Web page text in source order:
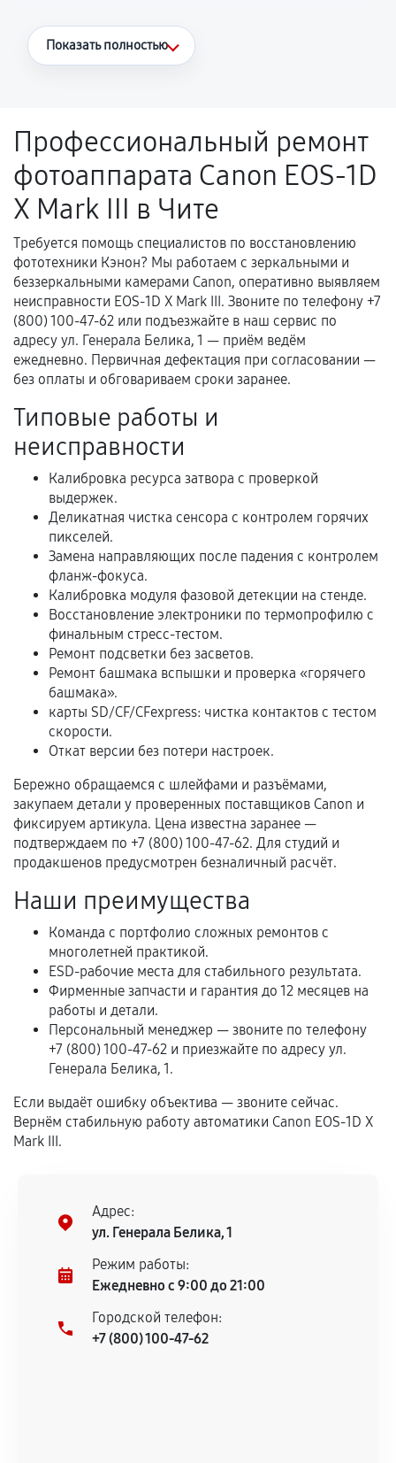
Что считается гарантийным случаем
Поломка установленной детали при
нормальной эксплуатации в течение
гарантийного срока.
Несоответствие комплектующей заявленным
техническим характеристикам.
Документы для подтверждения
гарантии
Гарантийный талон.
услуг и сроком гарантии.
Документы на установленные комплектующие
и кассовый чек.
Расширенная гарантия
В некоторых случаях возможно оформление
расширенной гарантии. Стоимость, сроки и
условия продления согласовываются отдельно и
фиксируются в документах.
Когда гарантия не действует
Нарушение правил эксплуатации,
механические повреждения, попадание влаги,
перегрев, коррозия.
Самостоятельный ремонт или вмешательство
третьих лиц.
предусмотрено отдельно.
Обращение после окончания гарантийного
срока.
Программные сбои, если это не указано в
отдельных условиях.
Если комплектующие куплены
самостоятельно
Гарантия на выполненные работы может
техническим параметрам и не имеют внешних
дефектов.
Установка была выполнена нашим сервисным
центром.
При этом гарантия на сами комплектующие
остается на стороне производителя или
Показать полностью
Профессиональный ремонт
фотоаппарата Canon EOS‑1D
X Mark III в Чите
Требуется помощь специалистов по восстановлению
фототехники Кэнон? Мы работаем с зеркальными и
беззеркальными камерами Canon, оперативно выявляем
неисправности EOS‑1D X Mark III. Звоните по телефону +7
(800) 100-47-62 или подъезжайте в наш сервис по
адресу ул. Генерала Белика, 1 — приём ведём
ежедневно. Первичная дефектация при согласовании —
без оплаты и обговариваем сроки заранее.
Типовые работы и
неисправности
Калибровка ресурса затвора с проверкой
выдержек.
Деликатная чистка сенсора с контролем горячих
пикселей.
Замена направляющих после падения с контролем
фланж-фокуса.
Калибровка модуля фазовой детекции на стенде.
Восстановление электроники по термопрофилю с
финальным стресс-тестом.
Ремонт подсветки без засветов.
Ремонт башмака вспышки и проверка «горячего
башмака».
карты SD/CF/CFexpress: чистка контактов с тестом
скорости.
Откат версии без потери настроек.
Бережно обращаемся с шлейфами и разъёмами,
закупаем детали у проверенных поставщиков Canon и
фиксируем артикула. Цена известна заранее —
подтверждаем по +7 (800) 100-47-62. Для студий и
продакшенов предусмотрен безналичный расчёт.
Наши преимущества
Команда с портфолио сложных ремонтов с
многолетней практикой.
ESD-рабочие места для стабильного результата.
Фирменные запчасти и гарантия до 12 месяцев на
работы и детали.
Персональный менеджер — звоните по телефону
+7 (800) 100-47-62 и приезжайте по адресу ул.
Генерала Белика, 1.
Если выдаёт ошибку объектива — звоните сейчас.
Вернём стабильную работу автоматики Canon EOS‑1D X
Mark III.
Адрес:
ул. Генерала Белика, 1
Режим работы:
Ежедневно с 9:00 до 21:00
Городской телефон:
+7 (800) 100-47-62